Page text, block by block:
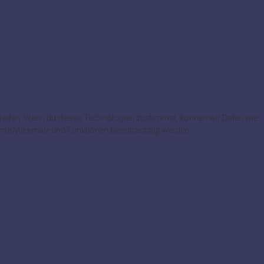
Wenn du diesen Technologien zustimmst, können wir Daten wie
Merkmale und Funktionen beeinträchtigt werden.